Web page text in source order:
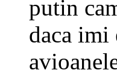
putin
daca